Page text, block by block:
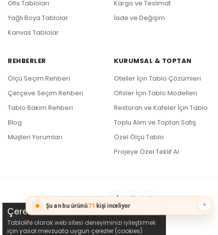
Ofis Tabloları
Yağlı Boya Tablolar
Kanvas Tablolar
Kargo ve Teslimat
İade ve Değişim
REHBERLER
Ölçü Seçim Rehberi
Çerçeve Seçim Rehberi
Tablo Bakım Rehberi
Blog
Müşteri Yorumları
KURUMSAL & TOPTAN
Oteller İçin Tablo Çözümleri
Ofisler İçin Tablo Modelleri
Restoran ve Kafeler İçin Tablo
Toplu Alım ve Toptan Satış
Özel Ölçü Tablo
Projeye Özel Teklif Al
Bizi Takip Edin
Çerez Kullanımı
Tablolife olarak web sitesi deneyiminizi iyileştirmek
için yasal mevzuata uygun çerezler (cookies)
×
Şu an bu ürünü71 kişi inceliyor